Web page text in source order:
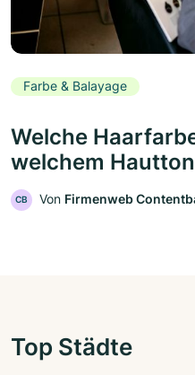
Farbe & Balayage
Welche
welchem
CB Von Firmenweb
Top Städte